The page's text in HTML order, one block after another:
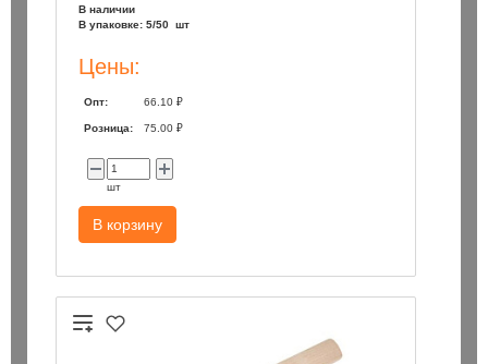
В наличии
В упаковке: 5/50 шт
Цены:
Опт: 66.10 ₽
Розница: 75.00 ₽
шт
В корзину